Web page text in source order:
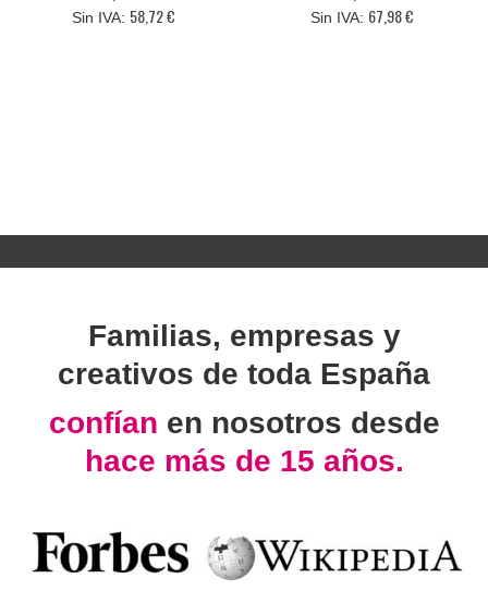
58,72 € 67,98 €
Familias, empresas y
creativos de toda España
confían en nosotros desde
hace más de 15 años.